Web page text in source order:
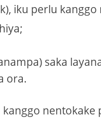
iku perlu kanggo
saka
ora.
nentokake